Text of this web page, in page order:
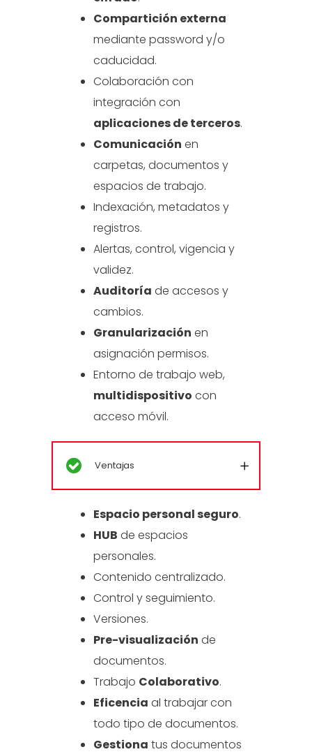
Compartición externa
mediante password y/o
caducidad.
Colaboración con
integración con
aplicaciones de terceros.
Comunicación en
carpetas, documentos y
espacios de trabajo.
Indexación, metadatos y
registros.
Alertas, control, vigencia y
validez.
Auditoría de accesos y
cambios.
Granularización en
asignación permisos.
Entorno de trabajo web,
multidispositivo con
acceso móvil.
Ventajas
Espacio personal seguro.
HUB de espacios
personales.
Contenido centralizado.
Control y seguimiento.
Versiones.
Pre-visualización de
documentos.
Trabajo Colaborativo.
Eficencia al trabajar con
todo tipo de documentos.
Gestiona tus documentos